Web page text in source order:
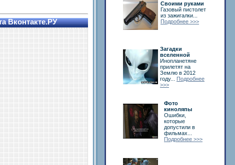
Вконтакте.РУ
Своими руками
Газовый пистолет
из зажигалки...
Подробнее >>>
Загадки
вселенной
Инопланетяне
прилетят на
Землю в 2012
году... Подробнее
>>>
Фото
киноляпы
Ошибки,
которые
допустили в
фильмах...
Подробнее >>>